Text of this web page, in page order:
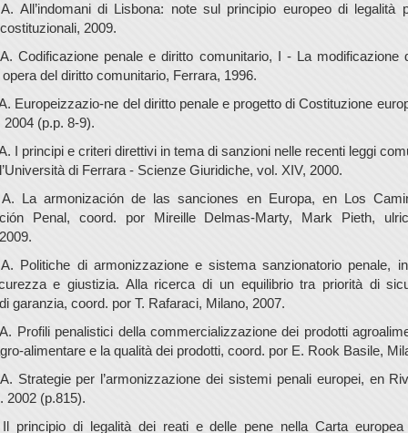
All’indomani di Lisbona: note sul principio europeo di legalità
2009.
Codificazione penale e diritto comunitario, I - La modificazione
del diritto comunitario, Ferrara, 1996.
Europeizzazio-ne del diritto penale e progetto di Costituzione
2004 (p.p. 8-9).
I principi e criteri direttivi in tema di sanzioni nelle recenti leggi
di Ferrara - Scienze Giuridiche, vol. XIV, 2000.
A. La armonización de las sanciones en Europa, en Los
Penal, coord. por Mireille Delmas-Marty, Mark Pieth,
Politiche di armonizzazione e sistema sanzionatorio penale, in
e giustizia. Alla ricerca di un equilibrio tra priorità di
garanzia, coord. por T. Rafaraci, Milano, 2007.
Profili penalistici della commercializzazione dei prodotti
alimentare e la qualità dei prodotti, coord. por E. Rook Basile,
Strategie per l’armonizzazione dei sistemi penali europei, en
2002 (p.815).
Il principio di legalità dei reati e delle pene nella Carta